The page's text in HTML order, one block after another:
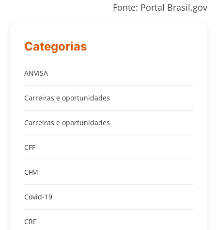
Fonte: Portal Brasil.gov
Categorias
ANVISA
Carreiras e oportunidades
Carreiras e oportunidades
CFF
CFM
Covid-19
CRF